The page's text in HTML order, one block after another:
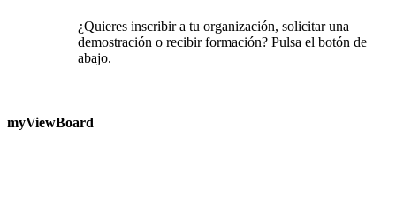
¿Quieres inscribir a tu organización, solicitar una
demostración o recibir formación? Pulsa el botón de
abajo.
myViewBoard